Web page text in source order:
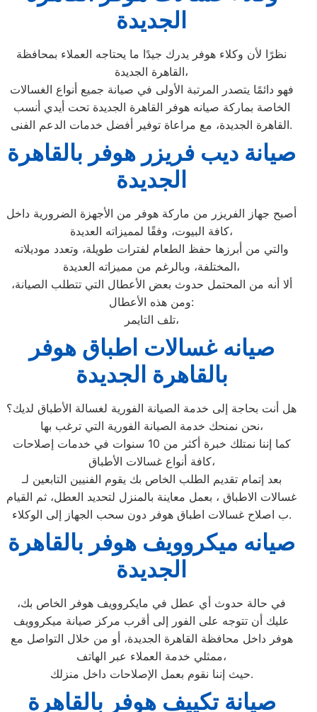
الجديدة
نظرًا لأن وكلاء هوفر يدرك جيدًا ما يحتاجه العملاء بمحافظة
القاهرة الجديدة،
فهو دائمًا يتصدر المرتبة الأولى في صيانة جميع أنواع الغسالات
الخاصة بماركة صيانه هوفر القاهرة الجديدة تحت أيدي أنسب
القاهرة الجديدة، مع مراعاة توفير أفضل خدمات الدعم الفنى.
صيانة ديب فريزر هوفر بالقاهرة
الجديدة
أصبح جهاز الفريزر من ماركة هوفر من الأجهزة الضرورية داخل
كافة البيوت، وفقًا لمميزاته العديدة،
والتي من أبرزها حفظ الطعام لفترات طويلة، وتعدد موديلاته
المختلفة، وبالرغم من مميزاته العديدة،
ألا أنه من المحتمل حدوث بعض الأعطال التي تتطلب الصيانة،
ومن هذه الأعطال:
تلف التايمر،
صيانه غسالات اطباق هوفر
بالقاهرة الجديدة
هل أنت بحاجة إلى خدمة الصيانة الفورية لغسالة الأطباق لديك؟
نحن نمنحك خدمة الصيانة الفورية التي ترغب بها،
كما إننا نمتلك خبرة أكثر من 10 سنوات في خدمات إصلاحات
كافة أنواع غسالات الأطباق،
بعد إتمام تقديم الطلب الخاص بك يقوم الفنيين التابعين لـ
غسالات الاطباق ، بعمل معاينة بالمنزل لتحديد العطل، ثم القيام
ب اصلاح غسالات اطباق هوفر دون سحب الجهاز إلى الوكلاء.
صيانه ميكروويف هوفر بالقاهرة
الجديدة
في حالة حدوث أي عطل في مايكروويف هوفر الخاص بك،
عليك أن تتوجه على الفور إلى أقرب مركز صيانة ميكروويف
هوفر داخل محافظة القاهرة الجديدة، أو من خلال التواصل مع
ممثلي خدمة العملاء عبر الهاتف،
حيث إننا نقوم بعمل الإصلاحات داخل منزلك.
صيانة تكييف هوفر بالقاهرة